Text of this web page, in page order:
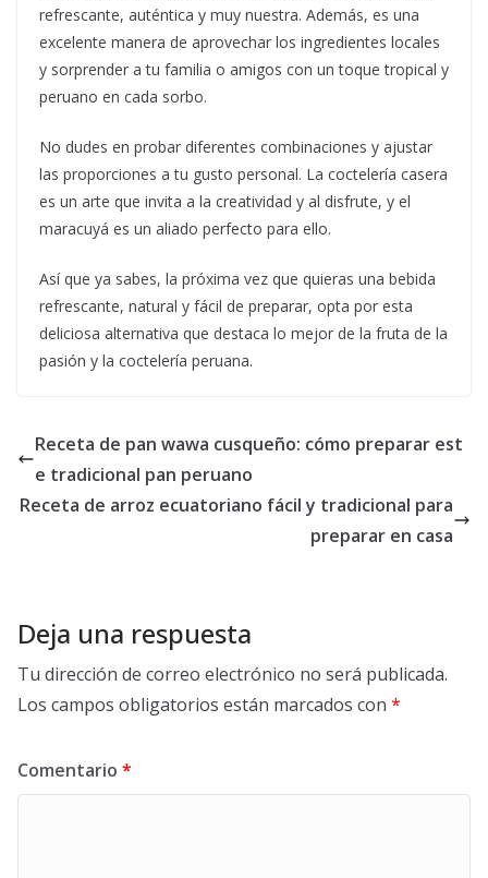
refrescante, auténtica y muy nuestra. Además, es una
excelente manera de aprovechar los ingredientes locales
y sorprender a tu familia o amigos con un toque tropical y
peruano en cada sorbo.
No dudes en probar diferentes combinaciones y ajustar
las proporciones a tu gusto personal. La coctelería casera
es un arte que invita a la creatividad y al disfrute, y el
maracuyá es un aliado perfecto para ello.
Así que ya sabes, la próxima vez que quieras una bebida
refrescante, natural y fácil de preparar, opta por esta
deliciosa alternativa que destaca lo mejor de la fruta de la
pasión y la coctelería peruana.
Receta de pan wawa cusqueño: cómo preparar est
e tradicional pan peruano
Receta de arroz ecuatoriano fácil y tradicional para
preparar en casa
Deja una respuesta
Tu dirección de correo electrónico no será publicada.
Los campos obligatorios están marcados con *
Comentario *